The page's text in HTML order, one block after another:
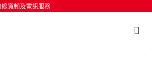
線寬頻及電訊服務